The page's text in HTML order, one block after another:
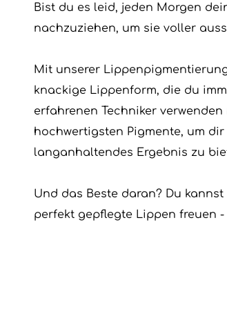
Bist du es leid, jeden Morgen
nachzuziehen, um sie voller
Mit unserer
knackige Lippenform, die du
erfahrenen Techniker
hochwertigsten Pigmente, um
langanhaltendes Ergebnis zu
Und das Beste daran? Du
perfekt gepflegte Lippen freuen